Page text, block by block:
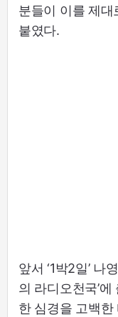
분들이 이를 제대
붙였다.
앞서 ‘1박2일’ 나
의 라디오천국’
한 심경을 고백한